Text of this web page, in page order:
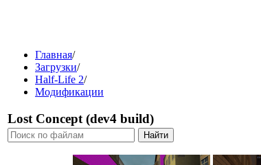
Главная/
Загрузки/
Half-Life 2/
Модификации
Lost Concept (dev4 build)